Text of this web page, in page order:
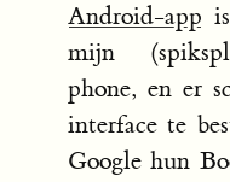
Android-app
mijn
phone, en er
interface te
Google hun